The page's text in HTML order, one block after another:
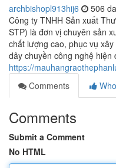
archbishopl913hij6 506
Công ty TNHH Sản xuất
STP) là đơn vị chuyên sản
chất lượng cao, phục vụ
dây chuyền công nghệ hiện
https://
Comments
Comments
Submit a Comment
No HTML